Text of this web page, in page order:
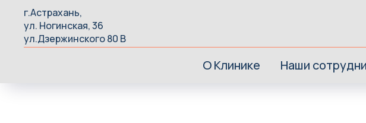
г.Астрахань,
ул. Ногинская, 36
ул.Дзержинского 80 В
О Клинике Наши